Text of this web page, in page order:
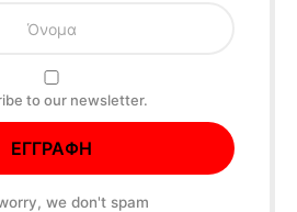
to our newsletter.
we don't spam